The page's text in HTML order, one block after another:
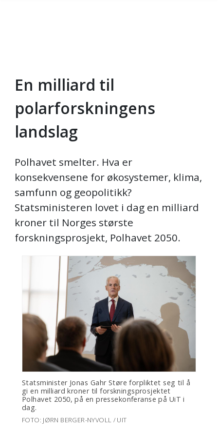
Gå til hovedinnhold
En milliard til
polarforskningens
landslag
Polhavet smelter. Hva er
konsekvensene for økosystemer, klima,
samfunn og geopolitikk?
Statsministeren lovet i dag en milliard
kroner til Norges største
forskningsprosjekt, Polhavet 2050.
Statsminister Jonas Gahr Støre forpliktet seg til å
gi en milliard kroner til forskningsprosjektet
Polhavet 2050, på en pressekonferanse på UiT i
dag.
FOTO: JØRN BERGER-NYVOLL / UIT